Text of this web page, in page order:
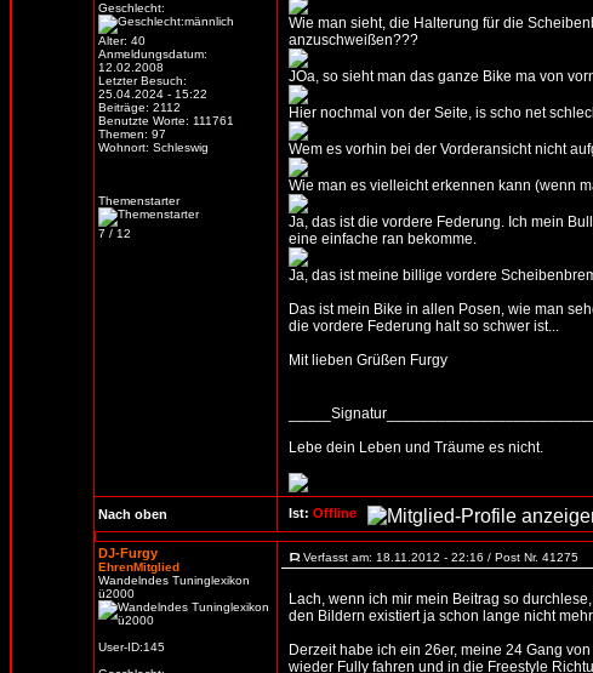
Geschlecht:
Alter: 40
Anmeldungsdatum:
12.02.2008
Letzter Besuch:
25.04.2024 - 15:22
Beiträge: 2112
Benutzte Worte: 111761
Themen: 97
Wohnort: Schleswig
Themenstarter
7 / 12
Wie man sieht, die Halterung für die
anzuschweißen???
JOa, so sieht man das ganze Bike ma von
Hier nochmal von der Seite, is scho net
Wem es vorhin bei der Vorderansicht nicht
Wie man es vielleicht erkennen kann (wenn
Ja, das ist die vordere Federung. Ich mein
eine einfache ran bekomme.
Ja, das ist meine billige vordere
Das ist mein Bike in allen Posen, wie man
die vordere Federung halt so schwer ist...
Mit lieben Grüßen Furgy
Lebe dein Leben und Träume es nicht.
Nach oben Ist: Offline
DJ-Furgy
EhrenMitglied
Wandelndes Tuninglexikon
ü2000
User-ID:145
Verfasst am: 18.11.2012 - 22:16 / Post Nr. 41275
Lach, wenn ich mir mein Beitrag so
den Bildern existiert ja schon lange nicht
Derzeit habe ich ein 26er, meine 24 Gang
wieder Fully fahren und in die Freestyle